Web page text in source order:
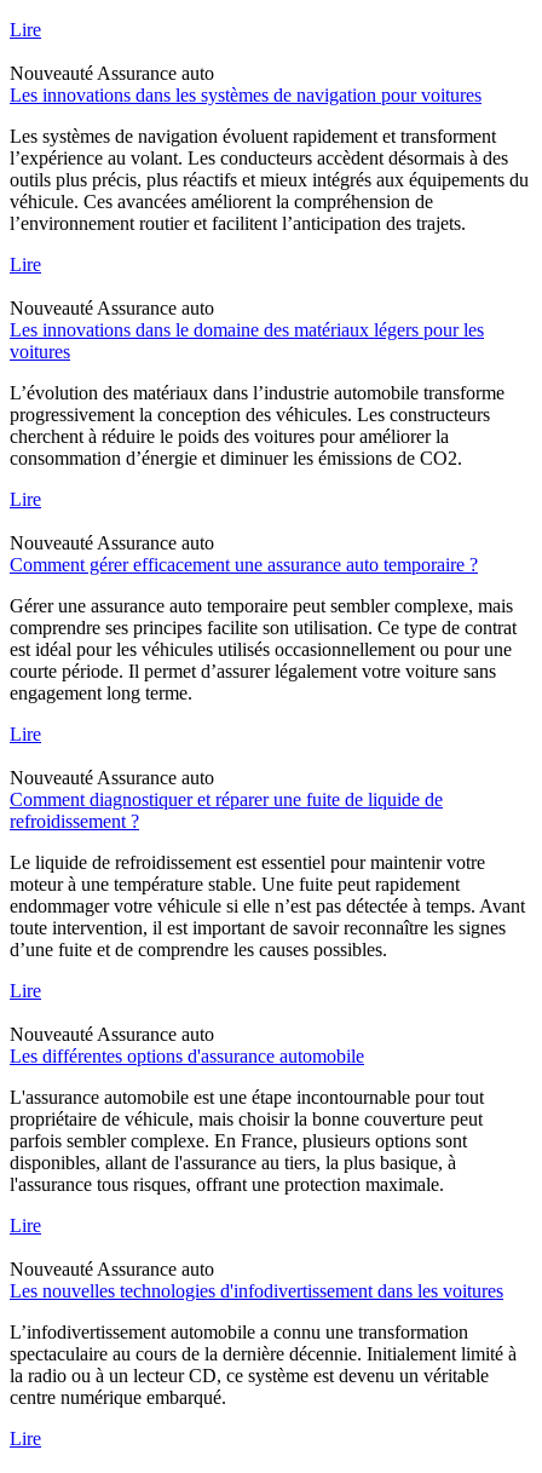
Lire
Nouveauté Assurance auto
Les innovations dans les systèmes de navigation pour voitures
Les systèmes de navigation évoluent rapidement et transforment
l’expérience au volant. Les conducteurs accèdent désormais à des
outils plus précis, plus réactifs et mieux intégrés aux équipements du
véhicule. Ces avancées améliorent la compréhension de
l’environnement routier et facilitent l’anticipation des trajets.
Lire
Nouveauté Assurance auto
Les innovations dans le domaine des matériaux légers pour les
voitures
L’évolution des matériaux dans l’industrie automobile transforme
progressivement la conception des véhicules. Les constructeurs
cherchent à réduire le poids des voitures pour améliorer la
consommation d’énergie et diminuer les émissions de CO2.
Lire
Nouveauté Assurance auto
Comment gérer efficacement une assurance auto temporaire ?
Gérer une assurance auto temporaire peut sembler complexe, mais
comprendre ses principes facilite son utilisation. Ce type de contrat
est idéal pour les véhicules utilisés occasionnellement ou pour une
courte période. Il permet d’assurer légalement votre voiture sans
engagement long terme.
Lire
Nouveauté Assurance auto
Comment diagnostiquer et réparer une fuite de liquide de
refroidissement ?
Le liquide de refroidissement est essentiel pour maintenir votre
moteur à une température stable. Une fuite peut rapidement
endommager votre véhicule si elle n’est pas détectée à temps. Avant
toute intervention, il est important de savoir reconnaître les signes
d’une fuite et de comprendre les causes possibles.
Lire
Nouveauté Assurance auto
Les différentes options d'assurance automobile
L'assurance automobile est une étape incontournable pour tout
propriétaire de véhicule, mais choisir la bonne couverture peut
parfois sembler complexe. En France, plusieurs options sont
disponibles, allant de l'assurance au tiers, la plus basique, à
l'assurance tous risques, offrant une protection maximale.
Lire
Nouveauté Assurance auto
Les nouvelles technologies d'infodivertissement dans les voitures
L’infodivertissement automobile a connu une transformation
spectaculaire au cours de la dernière décennie. Initialement limité à
la radio ou à un lecteur CD, ce système est devenu un véritable
centre numérique embarqué.
Lire